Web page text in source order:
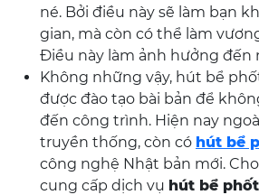
né. Bởi điều này sẽ làm bạn
gian, mà còn có thể làm
Điều này làm ảnh hưởng đến
Không những vậy, hút bể
được đào tạo bài bản để
đến công trình. Hiện nay
truyền thống, còn có hút bể
công nghệ Nhật bản mới.
cung cấp dịch vụ hút bể